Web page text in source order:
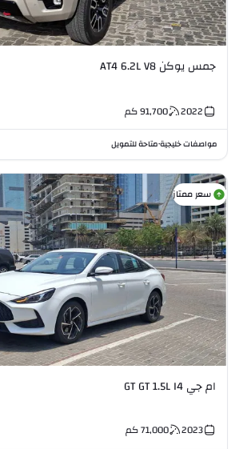
جمس يوكن AT4 6.2L V8
2022
91,700كم
مواصفات خليجية•متاحة للتمويل
سعر ممتاز
ام جي GT GT 1.5L I4
2023
71,000كم